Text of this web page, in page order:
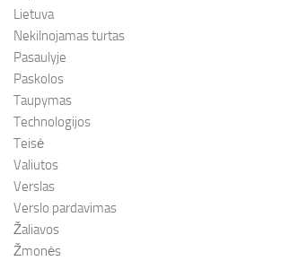
Lietuva
Nekilnojamas turtas
Pasaulyje
Paskolos
Taupymas
Technologijos
Teisė
Valiutos
Verslas
Verslo pardavimas
Žaliavos
Žmonės